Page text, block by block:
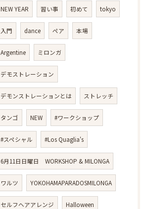
NEW YEAR 習い事 初めて tokyo
入門 dance ペア 本場
Argentine ミロンガ
デモストレーション
デモンストレーションとは ストレッチ
タンゴ NEW #ワークショップ
#スペシャル #Los Quaglia's
6月11日日曜日 WORKSHOP & MILONGA
ワルツ YOKOHAMAPARADOSMILONGA
セルフヘアアレンジ Halloween